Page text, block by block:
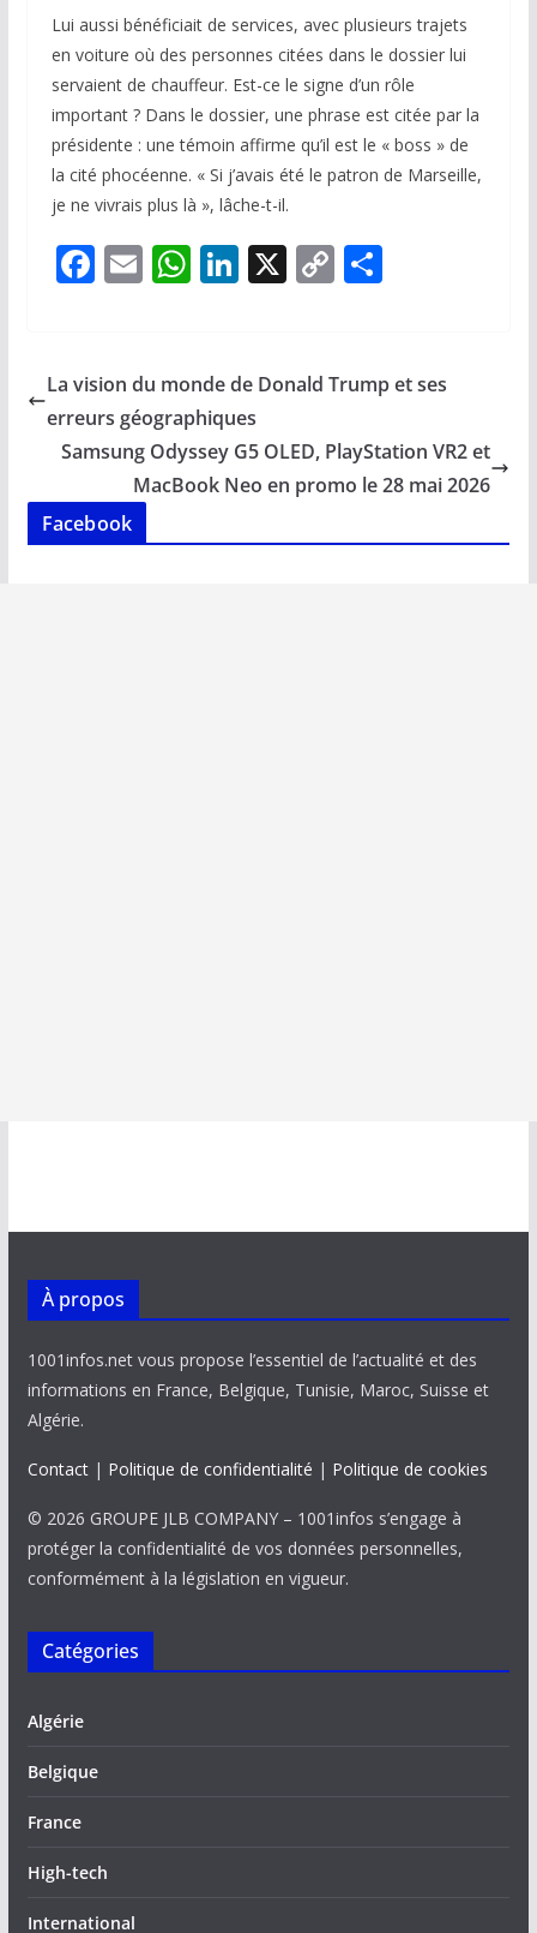
Lui aussi bénéficiait de services, avec plusieurs trajets
en voiture où des personnes citées dans le dossier lui
servaient de chauffeur. Est-ce le signe d’un rôle
important ? Dans le dossier, une phrase est citée par la
présidente : une témoin affirme qu’il est le « boss » de
la cité phocéenne. « Si j’avais été le patron de Marseille,
je ne vivrais plus là », lâche-t-il.
F
b
o
o
k
E
l
W
s
A
p
p
Li
e
dI
n
X C
y
n
k
P
g
La vision du monde de Donald Trump et ses
erreurs géographiques
Samsung Odyssey G5 OLED, PlayStation VR2 et
MacBook Neo en promo le 28 mai 2026
Facebook
À propos
1001infos.net vous propose l’essentiel de l’actualité et des
informations en France, Belgique, Tunisie, Maroc, Suisse et
Algérie.
Contact| Politique de confidentialité | Politique de cookies
© 2026 GROUPE JLB COMPANY – 1001infos s’engage à
protéger la confidentialité de vos données personnelles,
conformément à la législation en vigueur.
Catégories
Algérie
Belgique
France
High-tech
International